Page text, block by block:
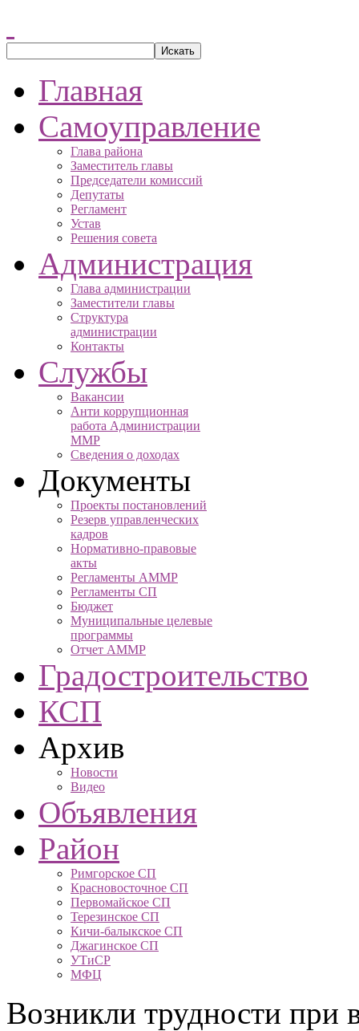
Главная
Самоуправление
Глава района
Заместитель главы
Председатели комиссий
Депутаты
Регламент
Устав
Решения совета
Администрация
Глава администрации
Заместители главы
Структура
администрации
Контакты
Службы
Вакансии
Анти коррупционная
работа Администрации
ММР
Сведения о доходах
Документы
Проекты постановлений
Резерв управленческих
кадров
Нормативно-правовые
акты
Регламенты АММР
Регламенты СП
Бюджет
Муниципальные целевые
программы
Отчет АММР
Градостроительство
КСП
Архив
Новости
Видео
Объявления
Район
Римгорское СП
Красновосточное СП
Первомайское СП
Терезинское СП
Кичи-балыкское СП
Джагинское СП
УТиСР
МФЦ
Возникли трудности при